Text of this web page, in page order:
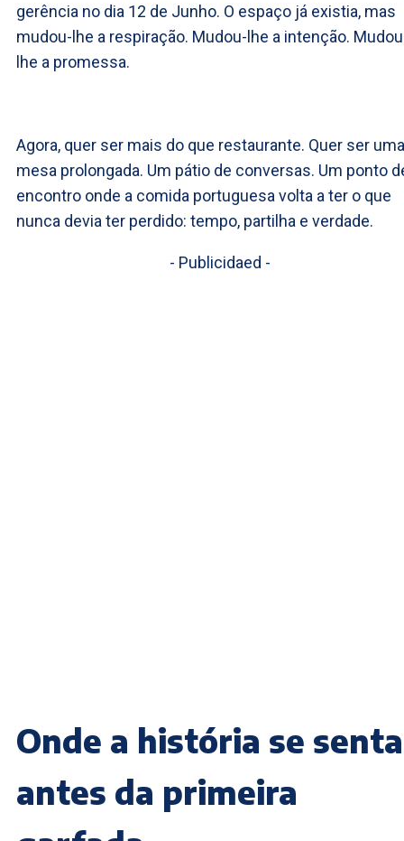
gerência no dia 12 de Junho. O espaço já existia, mas
mudou-lhe a respiração. Mudou-lhe a intenção.
lhe a promessa.
Agora, quer ser mais do que restaurante. Quer ser uma
mesa prolongada. Um pátio de conversas. Um ponto
encontro onde a comida portuguesa volta a ter o que
nunca devia ter perdido: tempo, partilha e verdade.
- Publicidaed -
Onde a história se senta
antes da primeira